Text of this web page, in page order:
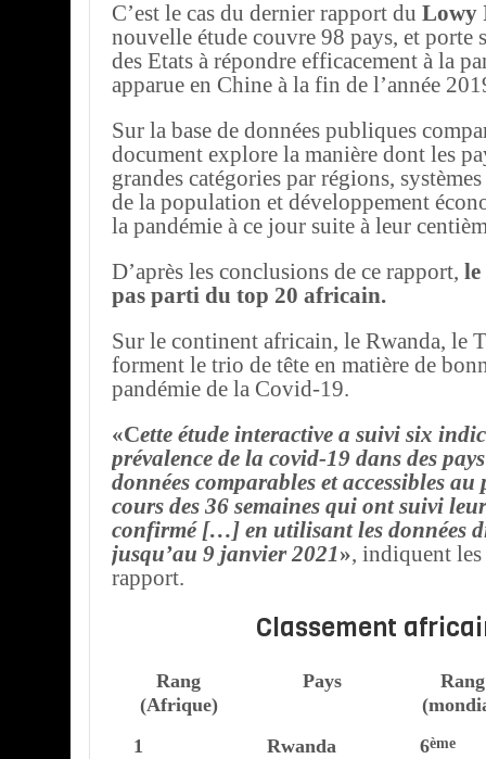
C’est le cas du dernier rapport du Lowy
nouvelle étude couvre 98 pays, et porte
des Etats à répondre efficacement à la
apparue en Chine à la fin de l’année
Sur la base de données publiques
document explore la manière dont les
grandes catégories par régions,
de la population et développement
la pandémie à ce jour suite à leur
D’après les conclusions de ce rapport, le
pas parti du top 20 africain.
Sur le continent africain, le Rwanda, le
forment le trio de tête en matière de
pandémie de la Covid-19.
«Cette étude interactive a suivi six
prévalence de la covid-19 dans des
données comparables et accessibles
cours des 36 semaines qui ont suivi
confirmé […] en utilisant les données
jusqu’au 9 janvier 2021», indiquent les
rapport.
Classement
Rang
(Afrique)
Pays
Rang
1
Rwanda 6ème